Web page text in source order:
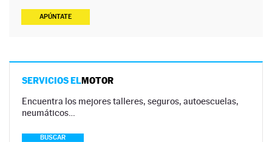
APÚNTATE
SERVICIOS ELMOTOR
Encuentra los mejores talleres, seguros, autoescuelas,
neumáticos…
BUSCAR